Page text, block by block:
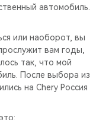
автомобиль.
или наоборот, вы
вам годы,
так, что мой
После выбора из
на Chery Россия